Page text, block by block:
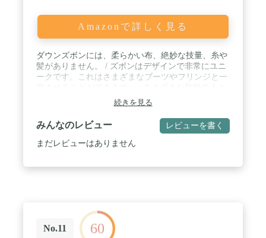
Amazonで詳しく見る
ダウンズボンには、柔らかい布、絶妙な技量、糸や
髪がありません。 / ズボンはデザインで非常にユニ
ークです。これはさまざまなブーツやフリンジと一
に適しています。素晴らしい暖かさ、それは混んで
いて不器用に感じません。 / ハイウエストデザイン
は暖かく保ちながら魅力的なウエストラインを作成
し、臀部の曲線を視覚的に強化します。 / 寒い天候
の活動に非常に適しています。
続きを見る
みんなのレビュー レビューを書く
まだレビューはありません
No.11 60